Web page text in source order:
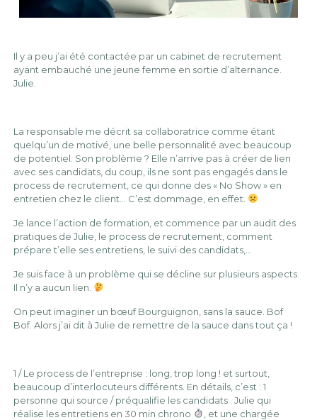
Il y a peu j’ai été contactée par un cabinet de recrutement
ayant embauché une jeune femme en sortie d’alternance.
Julie.
La responsable me décrit sa collaboratrice comme étant
quelqu’un de motivé, une belle personnalité avec beaucoup
de potentiel. Son problème ? Elle n’arrive pas à créer de lien
avec ses candidats, du coup, ils ne sont pas engagés dans le
process de recrutement, ce qui donne des « No Show » en
entretien chez le client… C’est dommage, en effet.
Je lance l’action de formation, et commence par un audit des
pratiques de Julie, le process de recrutement, comment
prépare t’elle ses entretiens, le suivi des candidats,…
Je suis face à un problème qui se décline sur plusieurs aspects.
Il n’y a aucun lien.
On peut imaginer un bœuf Bourguignon, sans la sauce. Bof
Bof. Alors j’ai dit à Julie de remettre de la sauce dans tout ça !
1 / Le process de l’entreprise : long, trop long ! et surtout,
beaucoup d’interlocuteurs différents. En détails, c’est : 1
personne qui source / préqualifie les candidats . Julie qui
réalise les entretiens en 30 min chrono
, et une chargée